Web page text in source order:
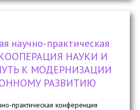
научно-практическая
НАУКИ И
К МОДЕРНИЗАЦИИ
РАЗВИТИЮ
практическая конференция